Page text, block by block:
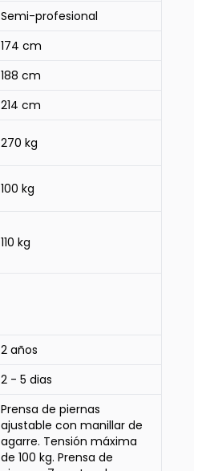
Semi-profesional
174 cm
188 cm
214 cm
270 kg
100 kg
110 kg
2 años
2 - 5 dias
Prensa de piernas
ajustable con manillar de
agarre. Tensión máxima
de 100 kg. Prensa de